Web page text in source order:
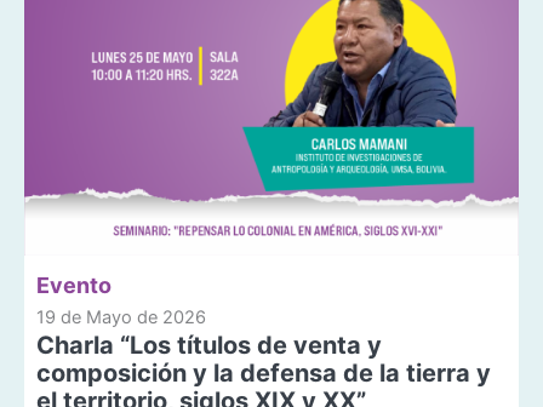
Evento
19 de Mayo de 2026
Charla “Los títulos de venta y
composición y la defensa de la tierra y
el territorio, siglos XIX y XX”